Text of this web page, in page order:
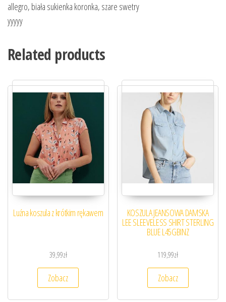
allegro, biała sukienka koronka, szare swetry
yyyyy
Related products
Luźna koszula z krótkim rękawem
39,99zł
Zobacz
KOSZULA JEANSOWA DAMSKA
LEE SLEEVELESS SHIRT STERLING
BLUE L45GBINZ
119,99zł
Zobacz